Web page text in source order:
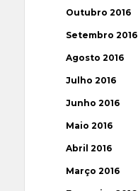
Outubro 2016
Setembro 2016
Agosto 2016
Julho 2016
Junho 2016
Maio 2016
Abril 2016
Março 2016